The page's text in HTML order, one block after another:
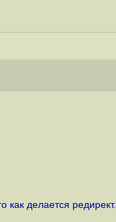
делается редирект.